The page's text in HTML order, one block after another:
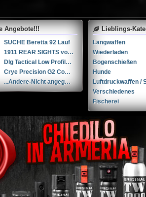
Angebote!!!
SUCHE Beretta 92 Lauf
1911 REAR SIGHTS von NOVAK
Dlg Tactical Low Profile Folding Visier-Set // NEU in der Verpackung
Crye Precision G2 Combat Pants (30R)
...Andere-Nicht angegeben Liège cal. 12 12
Lieblings-
Langwaffen
Wiederladen
Bogenschießen
Hunde
Luftdruckwaffen /
Verschiedenes
Fischerei